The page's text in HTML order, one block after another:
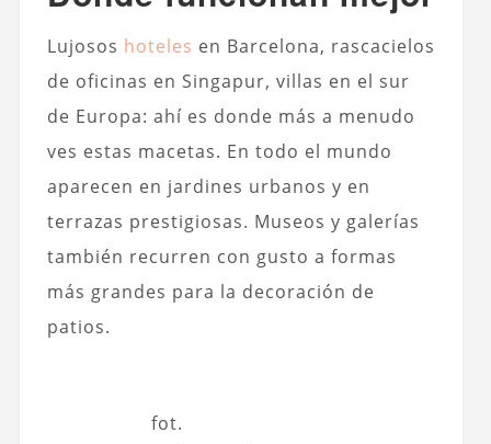
Lujosos hoteles en Barcelona, rascacielos
de oficinas en Singapur, villas en el sur
de Europa: ahí es donde más a menudo
ves estas macetas. En todo el mundo
aparecen en jardines urbanos y en
terrazas prestigiosas. Museos y galerías
también recurren con gusto a formas
más grandes para la decoración de
patios.
fot.